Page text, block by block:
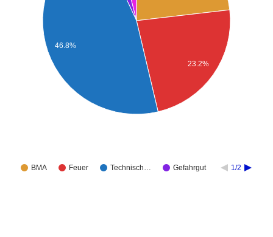
BMA Feuer Technisch… Gefahrgut 1/2
23.2%
46.8%